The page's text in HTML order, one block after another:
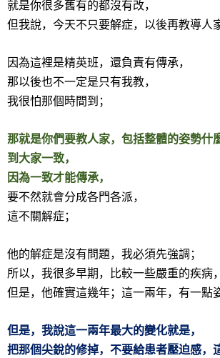
就是你很多舊有的都沒有改，
但我說，今天不只要解症，以後再教導人
因為這裡是精英班，還負責有傳承，
那以後也不一定是只有我教，
我很怕那個時間到；
那就是你們要教人家，包括整體的姿勢什
到大家一致，
因為一致才能傳承，
要不然就會分成各門各派，
這不關解症；
他的解症是沒有問題，我必須先強調；
所以，我很多早期，比較一些嚴重的疾病
但是，他確實這幾年；這一兩年，有一點
但是，我說這一兩年最大的變化就是，
把那個尖銳的修掉，不要給患者壓迫感，